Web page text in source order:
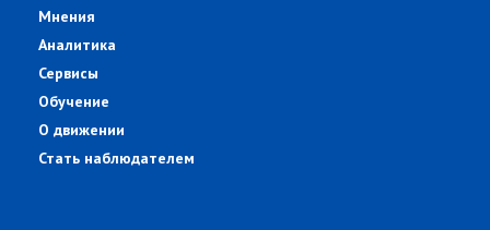
Мнения
Аналитика
Сервисы
Обучение
О движении
Стать наблюдателем